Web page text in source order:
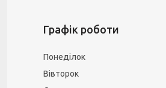
Графік роботи
Понеділок
Вівторок